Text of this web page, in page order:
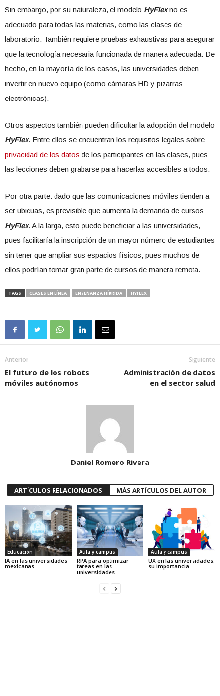
Sin embargo, por su naturaleza, el modelo HyFlexno es
adecuado para todas las materias, como las clases de
laboratorio. También requiere pruebas exhaustivas para asegurar
que la tecnología necesaria funcionada de manera adecuada. De
hecho, en la mayoría de los casos, las universidades deben
invertir en nuevo equipo (como cámaras HD y pizarras
electrónicas).
Otros aspectos también pueden dificultar la adopción del modelo
HyFlex. Entre ellos se encuentran los requisitos legales sobre
privacidad de los datos de los participantes en las clases, pues
las lecciones deben grabarse para hacerlas accesibles a todos.
Por otra parte, dado que las comunicaciones móviles tienden a
ser ubicuas, es previsible que aumenta la demanda de cursos
HyFlex. A la larga, esto puede beneficiar a las universidades,
pues facilitaría la inscripción de un mayor número de estudiantes
sin tener que ampliar sus espacios físicos, pues muchos de
ellos podrían tomar gran parte de cursos de manera remota.
TAGS CLASES EN LÍNEA ENSEÑANZA HÍBRIDA HYFLEX
Anterior
El futuro de los robots
móviles autónomos
Siguiente
Administración de datos
en el sector salud
Daniel Romero Rivera
ARTÍCULOS RELACIONADOS MÁS ARTÍCULOS DEL AUTOR
Educación
IA en las universidades
mexicanas
Aula y campus
RPA para optimizar
tareas en las
universidades
Aula y campus
UX en las universidades:
su importancia